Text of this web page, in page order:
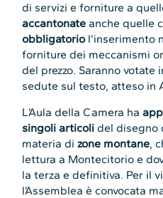
di servizi e forniture a
accantonate anche quelle
obbligatoriol’inserimento
forniture dei meccanismi
del prezzo. Saranno votate
sedute sul testo, atteso in
L’Aula della Camera ha
singoli articoli del disegno
materia dizone montane,
lettura a Montecitorio e
la terza e definitiva. Per il
l’Assemblea è convocata